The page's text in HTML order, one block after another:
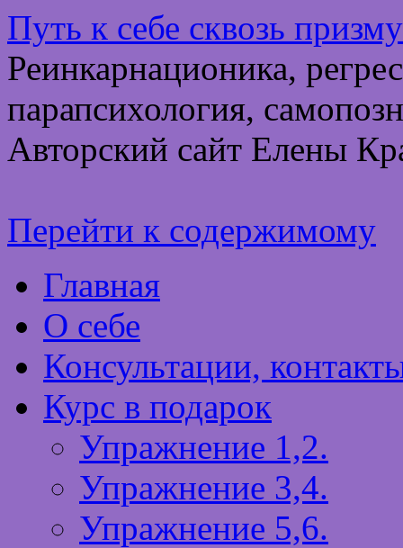
Путь к себе сквозь
Реинкарнационика,
парапсихология,
Авторский сайт Елены
Перейти к содержимому
Главная
О себе
Консультации,
Курс в подарок
Упражнение 1,2.
Упражнение 3,4.
Упражнение 5,6.